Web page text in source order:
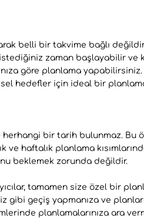
belli bir takvime bağlı
zaman başlayabilir ve
göre planlama
hedefler için ideal bir planlama
herhangi bir tarih bulunmaz.
haftalık planlama
beklemek zorunda değildir.
tamamen size özel bir
geçiş yapmanıza ve
planlamalarınıza ara